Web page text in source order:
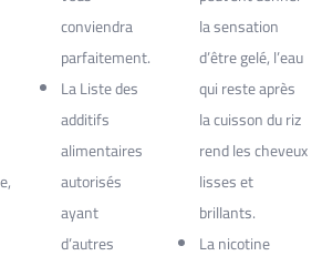
conviendra
parfaitement.
La Liste des
additifs
alimentaires
autorisés
ayant
d’autres
la sensation
d’être gelé, l’eau
qui reste après
la cuisson du riz
rend les cheveux
lisses et
brillants.
La nicotine